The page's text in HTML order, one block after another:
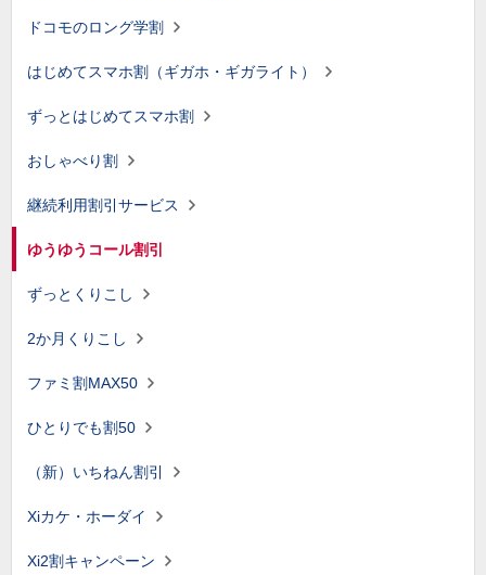
ドコモのロング学割
はじめてスマホ割（ギガホ・ギガライト）
ずっとはじめてスマホ割
おしゃべり割
継続利用割引サービス
ゆうゆうコール割引
ずっとくりこし
2か月くりこし
ファミ割MAX50
ひとりでも割50
（新）いちねん割引
Xiカケ・ホーダイ
Xi2割キャンペーン